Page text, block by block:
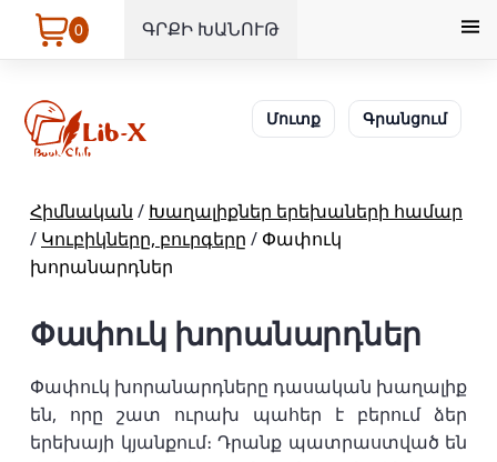
0 ԳՐՔԻ ԽԱՆՈՒԹ
Մուտք Գրանցում
Հիմնական / Խաղալիքներ երեխաների համար
/ Կուբիկները, բուրգերը / Փափուկ
խորանարդներ
Փափուկ խորանարդներ
Փափուկ խորանարդները դասական խաղալիք
են, որը շատ ուրախ պահեր է բերում ձեր
երեխայի կյանքում։ Դրանք պատրաստված են